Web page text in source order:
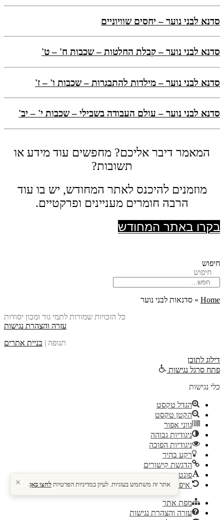
סדנא לבני נוער – יחסים שוויוניים
סדנא לבני נוער – קבלת החלטות – שכבות ח' – ט'
סדנא לבני נוער – מילדות להתבגרות – שכבות ו' – ז'
סדנא לבני נוער – עולם העבודה בשבילי – שכבות י' – יב'
המאמר דיבר אליכם? מחפשים עוד מידע או
תשובות?
מוזמנים להיכנס לאתר המחודש, יש בו עוד
הרבה חומרים מעניינים ופרקטיים.
בקרו באתר המחודש
חיפוש
חיפוש
Home
» סדנאות לבני נוער
כל הזכויות שמורות לתמי גור ומכון יסודות
עזרה והצהרת נגישות
תנופה | בניית אתרים
× אתר זה משתמש בעוגיות. לעיון במדיניות הפרטיות לחצו כאן.
דילוג לתוכן
פתח סרגל נגישות
כלי נגישות
הגדל טקסט
הקטן טקסט
גווני אפור
ניגודיות גבוהה
ניגודיות הפוכה
רקע בהיר
הדגשת קישורים
פונט קריא
איפוס
מפת אתר
עזרה והצהרת נגישות